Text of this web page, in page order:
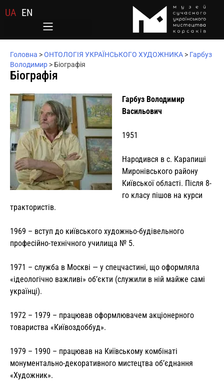
UA EN
Головна >ОНТОЛОГІЯ УКРАЇНСЬКОГО ХУДОЖНИКА > Гарбуз
Володимир > Біографія
Біографія
Гарбуз Володимир
Васильович
1951
Народився в с. Карапиші
Миронівського району
Київської області. Після 8-
го класу пішов на курси
трактористів.
1969 – вступ до київського художньо-будівельного
професійно-технічного училища № 5.
1971 – служба в Москві — у спецчастині, що оформляла
«ідеологічно важливі» об’єкти (служили в ній майже самі
українці).
1972 – 1979 – працював оформлювачем акціонерного
товариства «Київоздоббуд».
1979 – 1990 – працював на Київському комбінаті
монументально-декоративного мистецтва об’єднання
«Художник».